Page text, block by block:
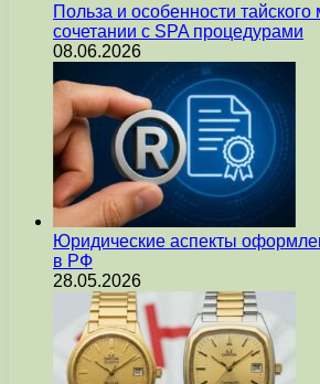
Польза и особенности
сочетании с SPA процедурами
08.06.2026
Юридические аспекты
в РФ
28.05.2026